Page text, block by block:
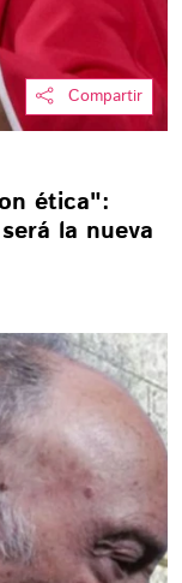
Compartir
ética":
la nueva